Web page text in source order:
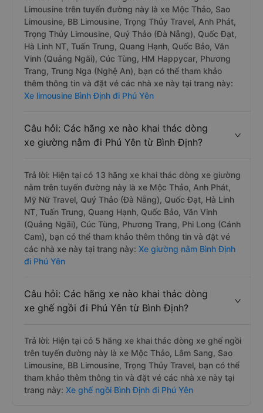
Limousine trên tuyến đường này là xe Mộc Thảo, Sao
Limousine, BB Limousine, Trọng Thủy Travel, Anh Phát,
Trọng Thủy Limousine, Quý Thảo (Đà Nẵng), Quốc Đạt,
Hà Linh NT, Tuấn Trung, Quang Hạnh, Quốc Bảo, Văn
Vinh (Quảng Ngãi), Cúc Tùng, HM Happycar, Phương
Trang, Trung Nga (Nghệ An), bạn có thể tham khảo
thêm thông tin và đặt vé các nhà xe này tại trang này:
Xe limousine Bình Định đi Phú Yên
Câu hỏi: Các hãng xe nào khai thác dòng
xe giường nằm đi Phú Yên từ Bình Định?
Trả lời: Hiện tại có 13 hãng xe khai thác dòng xe giường
nằm trên tuyến đường này là xe Mộc Thảo, Anh Phát,
Mỹ Nữ Travel, Quý Thảo (Đà Nẵng), Quốc Đạt, Hà Linh
NT, Tuấn Trung, Quang Hạnh, Quốc Bảo, Văn Vinh
(Quảng Ngãi), Cúc Tùng, Phương Trang, Phi Long (Cánh
Cam), bạn có thể tham khảo thêm thông tin và đặt vé
các nhà xe này tại trang này: Xe giường nằm Bình Định
đi Phú Yên
Câu hỏi: Các hãng xe nào khai thác dòng
xe ghế ngồi đi Phú Yên từ Bình Định?
Trả lời: Hiện tại có 5 hãng xe khai thác dòng xe ghế ngồi
trên tuyến đường này là xe Mộc Thảo, Lâm Sang, Sao
Limousine, BB Limousine, Trọng Thủy Travel, bạn có thể
tham khảo thêm thông tin và đặt vé các nhà xe này tại
trang này: Xe ghế ngồi Bình Định đi Phú Yên